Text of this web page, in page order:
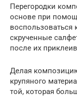
Перегородки
основе при
воспользоваться
скрученные
после их
Делая
крупяного
той, которая